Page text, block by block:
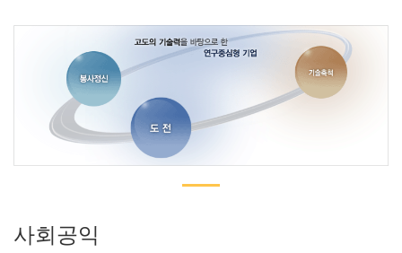
사회공익